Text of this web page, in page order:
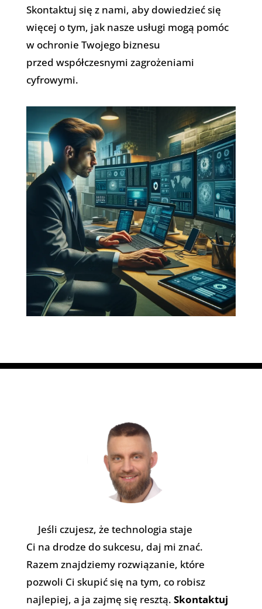
Skontaktuj się z nami, aby dowiedzieć się
więcej o tym, jak nasze usługi mogą pomóc
w ochronie Twojego biznesu
przed współczesnymi zagrożeniami
cyfrowymi.
Jeśli czujesz, że technologia staje
Ci na drodze do sukcesu, daj mi znać.
Razem znajdziemy rozwiązanie, które
pozwoli Ci skupić się na tym, co robisz
najlepiej, a ja zajmę się resztą. Skontaktuj